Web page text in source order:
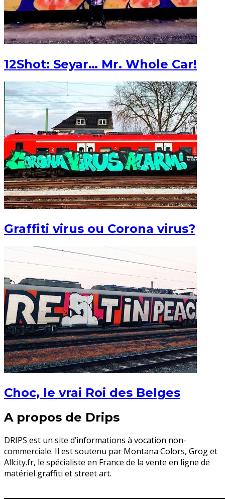
12Shot: Seyar… Mr. Whole Car!
Graffiti virus ou Corona virus?
Choc, le vrai Roi des Belges
A propos de Drips
DRIPS est un site d’informations à vocation non-
commerciale. Il est soutenu par Montana Colors, Grog et
Allcity.fr, le spécialiste en France de la vente en ligne de
matériel graffiti et street art.